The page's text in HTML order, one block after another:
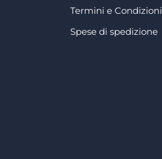
Termini e Condizioni
Spese di spedizione